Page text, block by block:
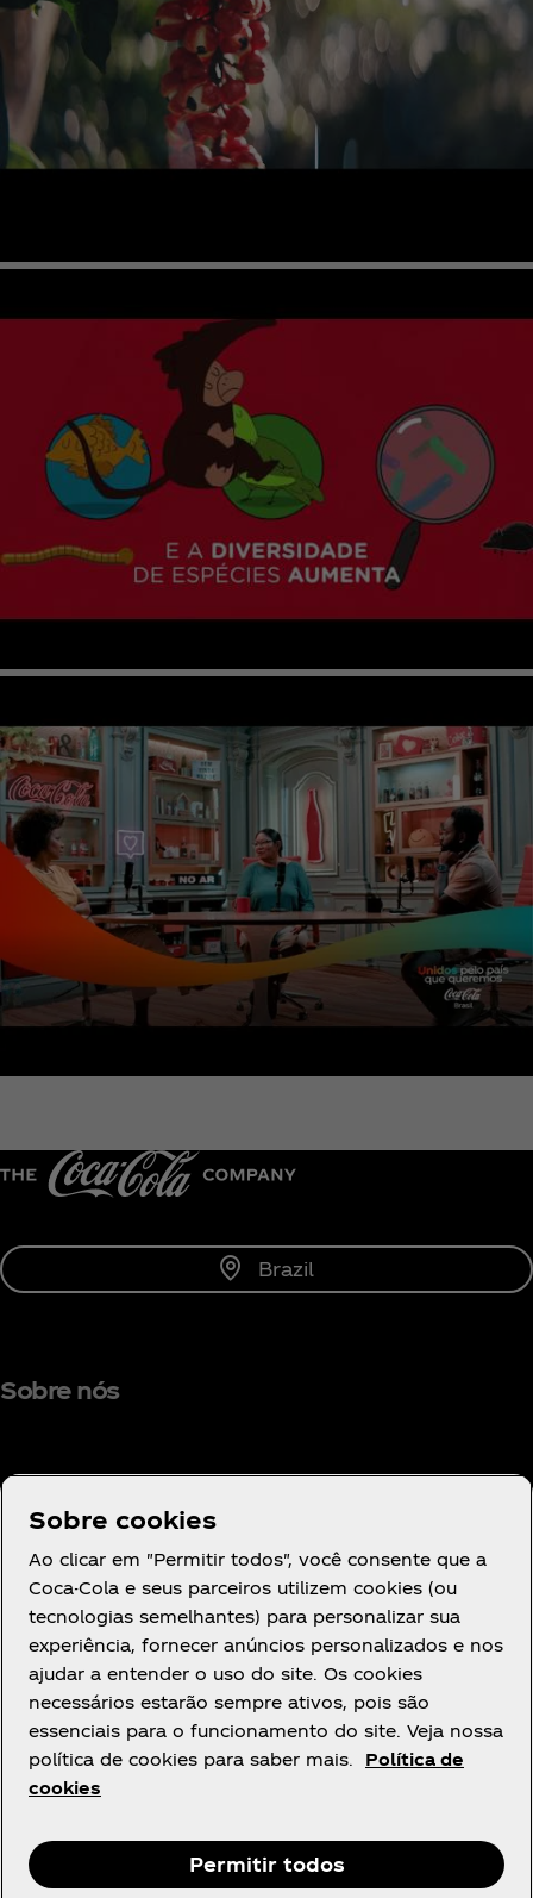
Brazil
Sobre nós
Precisa de ajuda?
Legal
Sobre cookies
Ao clicar em "Permitir todos", você consente que a
Coca-Cola e seus parceiros utilizem cookies (ou
tecnologias semelhantes) para personalizar sua
experiência, fornecer anúncios personalizados e nos
ajudar a entender o uso do site. Os cookies
necessários estarão sempre ativos, pois são
essenciais para o funcionamento do site. Veja nossa
política de cookies para saber mais.
Política de
cookies
Permitir todos